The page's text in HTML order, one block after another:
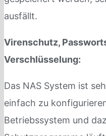
ausfällt.
Virenschutz,
Verschlüsselung:
Das NAS System ist
einfach zu
Betriebssystem und